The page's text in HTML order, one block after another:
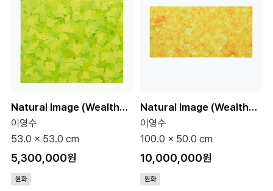
Natural Image (Wealthy) 15호 (원화)
이영수
53.0 x 53.0 cm
5,300,000원
원화
Natural Image (Wealthy) 40호 (원화)
이영수
100.0 x 50.0 cm
10,000,000원
원화